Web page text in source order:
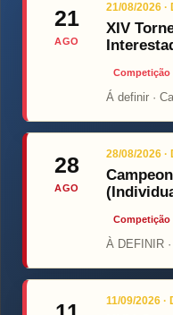
21
AGO
21/08/2026 ·
XIV
Competição
Á definir ·
28
AGO
28/08/2026 ·
Competição
À DEFINIR
11/09/2026 ·